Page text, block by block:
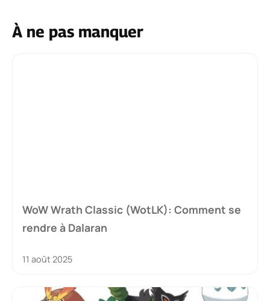
À ne pas manquer
WoW Wrath Classic (WotLK): Comment se
rendre à Dalaran
11 août 2025